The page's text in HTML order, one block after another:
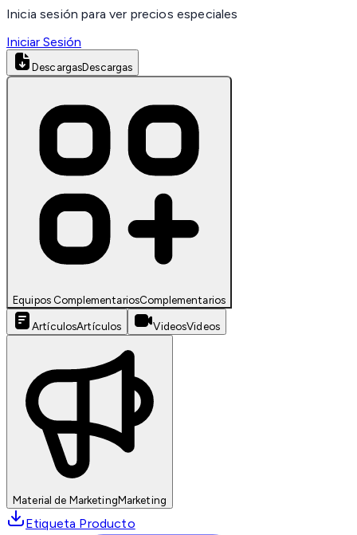
Inicia sesión para ver precios especiales
Iniciar Sesión
DescargasDescargas
Equipos ComplementariosComplementarios
ArtículosArtículos VideosVideos
Material de MarketingMarketing
Etiqueta Producto